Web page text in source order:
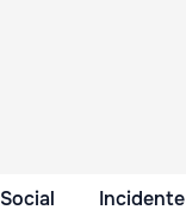
Social Incidente